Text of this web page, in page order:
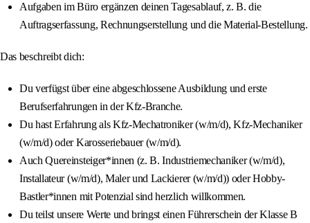
Aufgaben im Büro ergänzen deinen Tagesablauf, z. B. die
Auftragserfassung, Rechnungserstellung und die Material-Bestellung.
Das beschreibt dich:
Du verfügst über eine abgeschlossene Ausbildung und erste
Berufserfahrungen in der Kfz-Branche.
Du hast Erfahrung als Kfz-Mechatroniker (w/m/d), Kfz-Mechaniker
(w/m/d) oder Karosseriebauer (w/m/d).
Auch Quereinsteiger*innen (z. B. Industriemechaniker (w/m/d),
Installateur (w/m/d), Maler und Lackierer (w/m/d)) oder Hobby-
Bastler*innen mit Potenzial sind herzlich willkommen.
Du teilst unsere Werte und bringst einen Führerschein der Klasse B